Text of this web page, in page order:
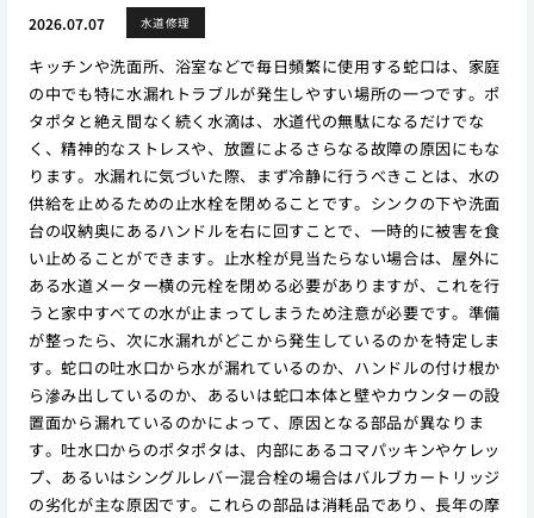
2026.07.07 水道修理
キッチンや洗面所、浴室などで毎日頻繁に使用する蛇口は、家庭
の中でも特に水漏れトラブルが発生しやすい場所の一つです。ポ
タポタと絶え間なく続く水滴は、水道代の無駄になるだけでな
く、精神的なストレスや、放置によるさらなる故障の原因にもな
ります。水漏れに気づいた際、まず冷静に行うべきことは、水の
供給を止めるための止水栓を閉めることです。シンクの下や洗面
台の収納奥にあるハンドルを右に回すことで、一時的に被害を食
い止めることができます。止水栓が見当たらない場合は、屋外に
ある水道メーター横の元栓を閉める必要がありますが、これを行
うと家中すべての水が止まってしまうため注意が必要です。準備
が整ったら、次に水漏れがどこから発生しているのかを特定しま
す。蛇口の吐水口から水が漏れているのか、ハンドルの付け根か
ら滲み出しているのか、あるいは蛇口本体と壁やカウンターの設
置面から漏れているのかによって、原因となる部品が異なりま
す。吐水口からのポタポタは、内部にあるコマパッキンやケレッ
プ、あるいはシングルレバー混合栓の場合はバルブカートリッジ
の劣化が主な原因です。これらの部品は消耗品であり、長年の摩